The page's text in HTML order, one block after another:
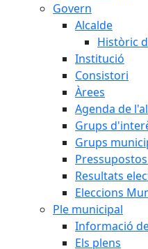
Govern
Alcalde
Històric
Institució
Consistori
Àrees
Agenda de
Grups
Grups
Resultats
Eleccions
Ple municipal
Informació
Els plens